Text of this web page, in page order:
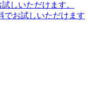
しいただけます。
でお試しいただけます